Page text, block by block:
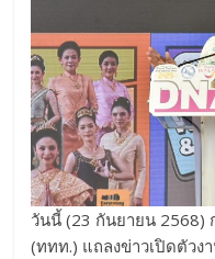
วันนี้ (23 กันยายน 2568)
(ททท.) แถลงข่าวเปิดตัวง